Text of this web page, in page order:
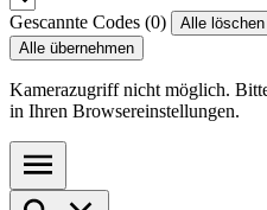
Gescannte Codes (0)
Alle löschen
Alle übernehmen
Kamerazugriff nicht möglich.
in Ihren Browsereinstellungen.